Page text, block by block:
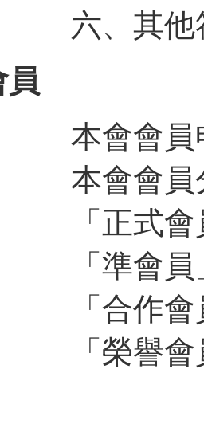
他符合
會會員申
會員
員」
」（
員」（
員」（